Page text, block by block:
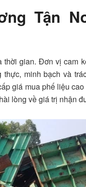
Tận
gian. Đơn vị cam
minh bạch và
giá mua phế liệu
lòng về giá trị nhận